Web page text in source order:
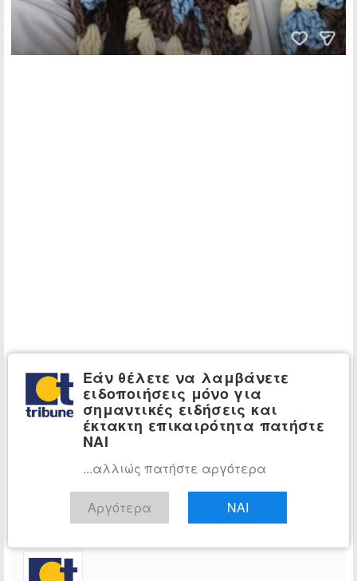
Εάν θέλετε να λαμβάνετε
ειδοποιήσεις μόνο για
σημαντικές ειδήσεις και
έκτακτη επικαιρότητα πατήστε
ΝΑΙ
...αλλιώς πατήστε αργότερα
Αργότερα ΝΑΙ